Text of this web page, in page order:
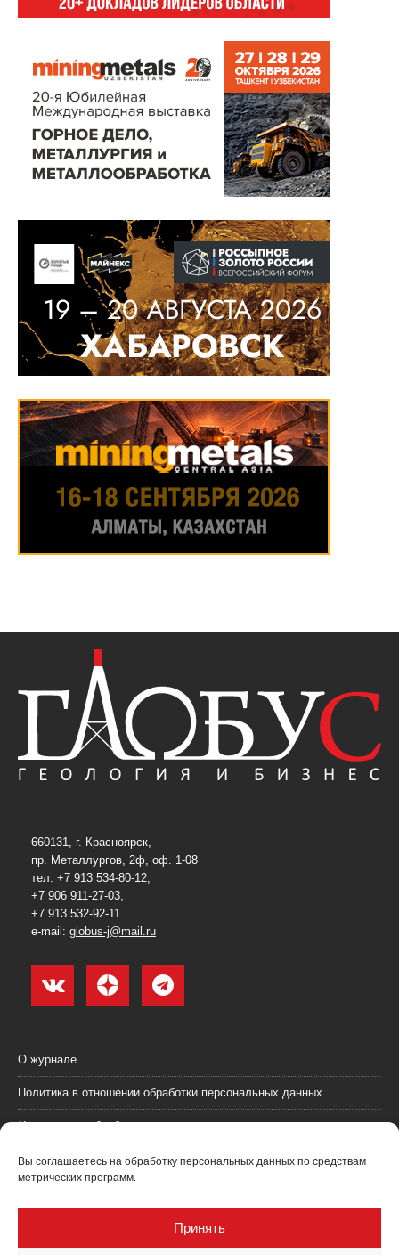
Вы соглашаетесь на обработку персональных данных по средствам
метрических программ.
Принять
660131, г. Красноярск,
пр. Металлургов, 2ф, оф. 1-08
тел. +7 913 534-80-12,
+7 906 911-27-03,
+7 913 532-92-11
e-mail: globus-j@mail.ru
О журнале
Политика в отношении обработки персональных данных
Согласие на обработку персональных данных
Пользовательское соглашение (оферта)